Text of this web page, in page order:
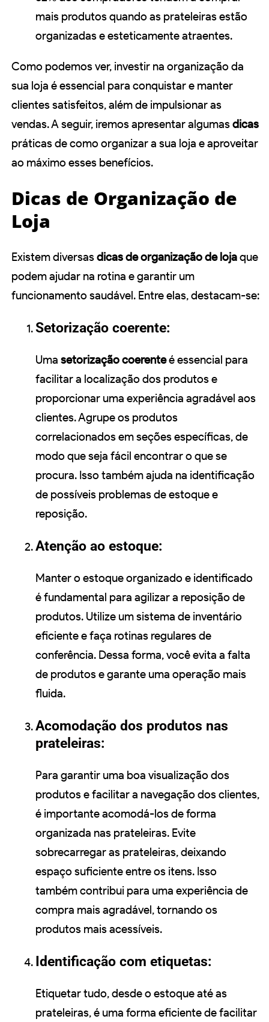
mais produtos quando as prateleiras estão
organizadas e esteticamente atraentes.
Como podemos ver, investir na organização da
sua loja é essencial para conquistar e manter
clientes satisfeitos, além de impulsionar as
vendas. A seguir, iremos apresentar algumasdicas
práticas de como organizar a sua loja e aproveitar
ao máximo esses benefícios.
Dicas de Organização de
Loja
Existem diversasdicas de organização de lojaque
podem ajudar na rotina e garantir um
funcionamento saudável. Entre elas, destacam-se:
Setorização coerente:
Uma setorização coerenteé essencial para
facilitar a localização dos produtos e
proporcionar uma experiência agradável aos
clientes. Agrupe os produtos
correlacionados em seções específicas, de
modo que seja fácil encontrar o que se
procura. Isso também ajuda na identificação
de possíveis problemas de estoque e
reposição.
Atenção ao estoque:
Manter o estoque organizado e identificado
é fundamental para agilizar a reposição de
produtos. Utilize um sistema de inventário
eficiente e faça rotinas regulares de
conferência. Dessa forma, você evita a falta
de produtos e garante uma operação mais
fluida.
Acomodação dos produtos nas
prateleiras:
Para garantir uma boa visualização dos
produtos e facilitar a navegação dos clientes,
é importante acomodá-los de forma
organizada nas prateleiras. Evite
sobrecarregar as prateleiras, deixando
espaço suficiente entre os itens. Isso
também contribui para uma experiência de
compra mais agradável, tornando os
produtos mais acessíveis.
Identificação com etiquetas:
Etiquetar tudo, desde o estoque até as
prateleiras, é uma forma eficiente de facilitar